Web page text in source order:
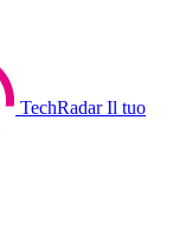
TechRadar Il tuo